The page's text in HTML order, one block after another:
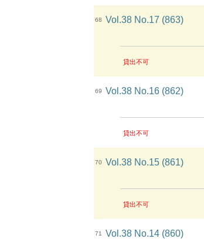
68 Vol.38 No.17 (863)
貸出不可
69 Vol.38 No.16 (862)
貸出不可
70 Vol.38 No.15 (861)
貸出不可
71 Vol.38 No.14 (860)